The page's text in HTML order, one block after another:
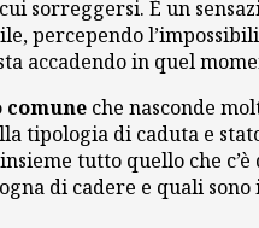
sorreggersi. È un
percependo
accadendo in quel
comune che nasconde
tipologia di caduta e
tutto quello che c’è
di cadere e quali